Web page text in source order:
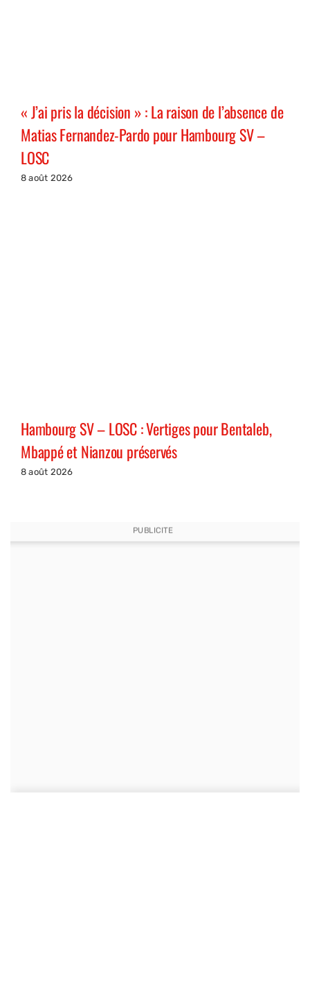
« J’ai pris la décision » : La raison de l’absence de
Matias Fernandez-Pardo pour Hambourg SV –
LOSC
8 août 2026
Hambourg SV – LOSC : Vertiges pour Bentaleb,
Mbappé et Nianzou préservés
8 août 2026
PUBLICITE